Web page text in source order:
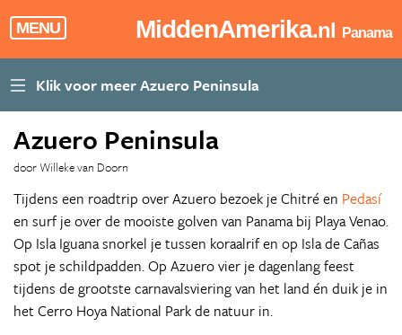
MENU MiddenAmerika.nl Panama
Azuero Peninsula
door Willeke van Doorn
Tijdens een roadtrip over Azuero bezoek je Chitré en Pedasí
en surf je over de mooiste golven van Panama bij Playa Venao.
Op Isla Iguana snorkel je tussen koraalrif en op Isla de Cañas
spot je schildpadden. Op Azuero vier je dagenlang feest
tijdens de grootste carnavalsviering van het land én duik je in
het Cerro Hoya National Park de natuur in.